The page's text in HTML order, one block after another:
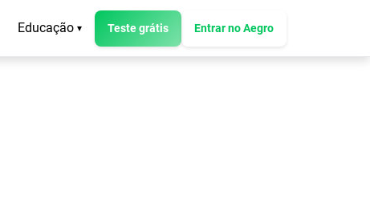
Educação ▾ Teste grátis Entrar no Aegro